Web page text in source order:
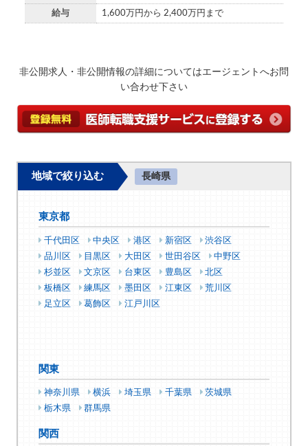
給与 1,600万円から 2,400万円まで
非公開求人・非公開情報の詳細についてはエージェントへお問
い合わせ下さい
地域で絞り込む 長崎県
東京都
千代田区 中央区 港区 新宿区
渋谷区
品川区
目黒区 大田区 世田谷区
中野区
杉並区
文京区 台東区 豊島区
北区
板橋区
練馬区 墨田区 江東区
荒川区
足立区
葛飾区 江戸川区
関東
神奈川県 横浜 埼玉県 千葉県
茨城県
栃木県
群馬県
関西